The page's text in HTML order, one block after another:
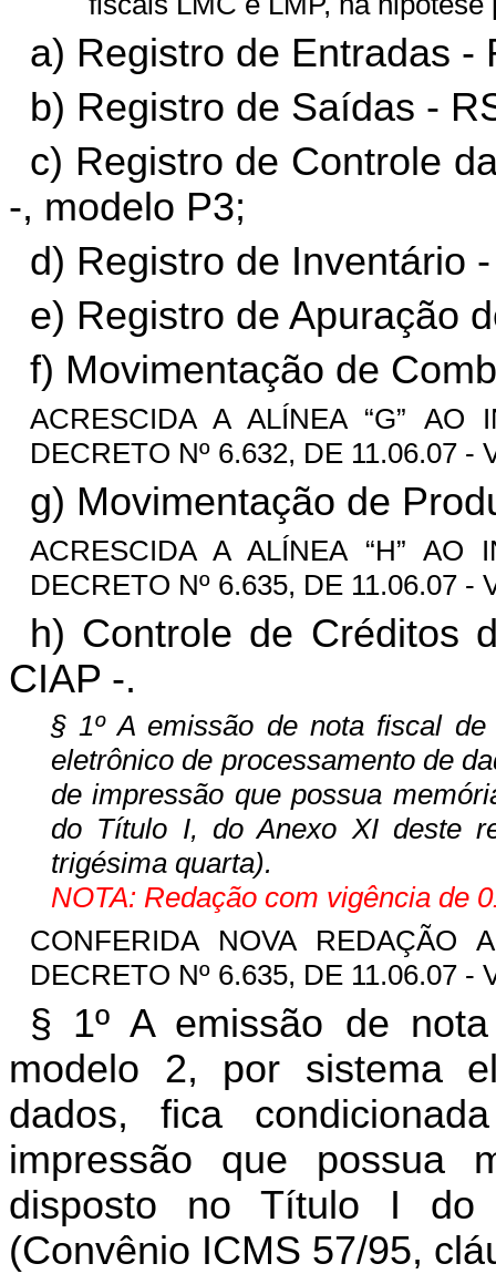
a) Registro de Entradas -
b) Registro de Saídas -
c) Registro de Controle
-, modelo P3;
d) Registro de Inventário
e) Registro de Apuração
f) Movimentação de
ACRESCIDA A ALÍNEA “G”
DECRETO Nº 6.632, DE 11.06.07 -
g) Movimentação de
ACRESCIDA A ALÍNEA “H”
DECRETO Nº 6.635, DE 11.06.07 -
h) Controle de Créditos
CIAP -.
§ 1º A emissão de nota fiscal
eletrônico de processamento de
de impressão que possua
do Título I, do Anexo XI deste
trigésima quarta).
NOTA: Redação com vigência de
CONFERIDA NOVA
DECRETO Nº 6.635, DE 11.06.07 -
§ 1º A emissão de
modelo 2, por sistema
dados, fica
impressão que possua
disposto no Título I do
(Convênio ICMS 57/95,